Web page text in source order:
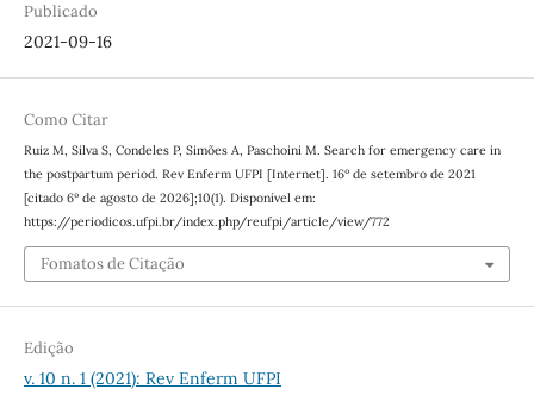
Publicado
2021-09-16
Como Citar
Ruiz M, Silva S, Condeles P, Simões A, Paschoini M. Search for emergency care in
the postpartum period. Rev Enferm UFPI [Internet]. 16º de setembro de 2021
[citado 6º de agosto de 2026];10(1). Disponível em:
https://periodicos.ufpi.br/index.php/reufpi/article/view/772
Fomatos de Citação
Edição
v. 10 n. 1 (2021): Rev Enferm UFPI